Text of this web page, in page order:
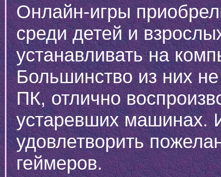
Онлайн-игры
среди детей и
устанавливать на
Большинство из них
ПК, отлично
устаревших машинах.
удовлетворить
геймеров.